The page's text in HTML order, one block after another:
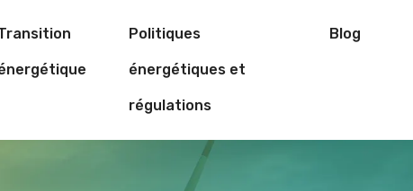
Politiques
énergétiques et
régulations
Blog